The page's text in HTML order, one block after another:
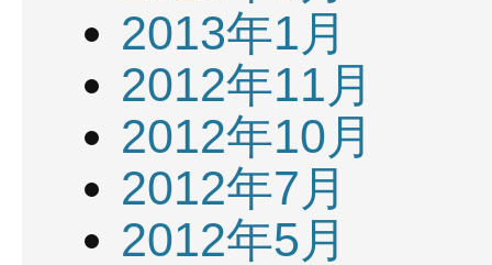
2013年1月
2012年11月
2012年10月
2012年7月
2012年5月